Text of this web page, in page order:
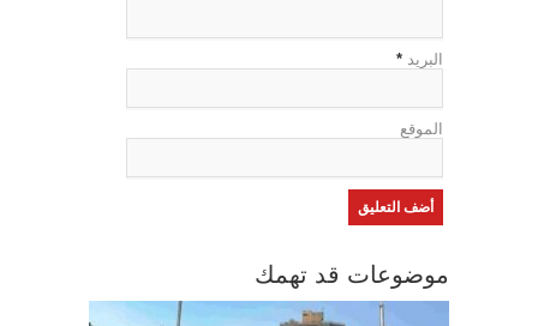
البريد *
الموقع
موضوعات قد تهمك